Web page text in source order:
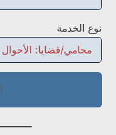
نوع الخدمة